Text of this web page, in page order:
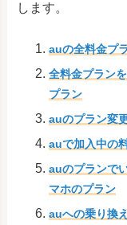
します。
auの全料金プ
全料金プラン
プラン
auのプラン変
auで加入中の
auのプランで
マホのプラン
auへの乗り換